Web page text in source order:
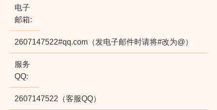
电子
邮箱:
2607147522#qq.com（发电子邮件时请将#改为@）
服务
QQ:
2607147522（客服QQ）